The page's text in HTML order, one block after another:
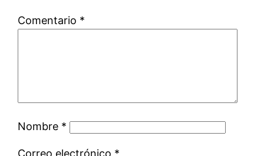
Comentario *
Nombre *
Correo electrónico *